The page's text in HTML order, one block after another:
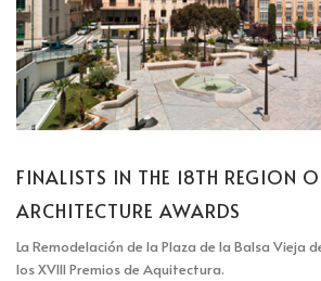
FINALISTS IN THE 18TH REGION
ARCHITECTURE AWARDS
La Remodelación de la Plaza de la Balsa Vieja
los XVIII Premios de Aquitectura.